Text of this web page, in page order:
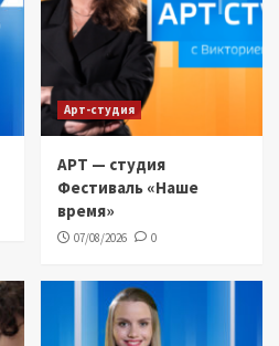
Арт-студия
АРТ — студия
Фестиваль «Наше
время»
07/08/2026 0